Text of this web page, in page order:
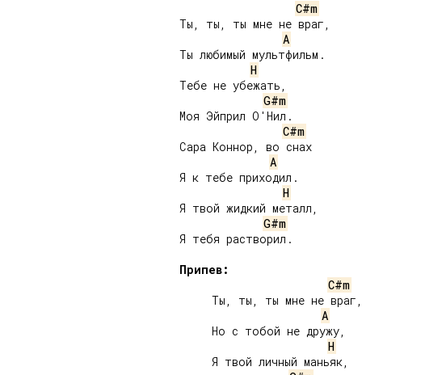
C#m
Ты, ты, ты мне не враг,
A
Ты любимый мультфильм.
H
Тебе не убежать,
G#m
Моя Эйприл О'Нил.
C#m
Сара Коннор, во снах
A
Я к тебе приходил.
H
Я твой жидкий металл,
G#m
Я тебя растворил.
Припев:
C#m
     Ты, ты, ты мне не враг,
A
     Но с тобой не дружу,
H
     Я твой личный маньяк,